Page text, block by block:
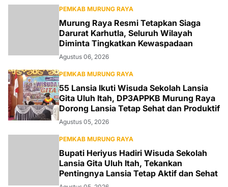
PEMKAB MURUNG RAYA
Murung Raya Resmi Tetapkan Siaga
Darurat Karhutla, Seluruh Wilayah
Diminta Tingkatkan Kewaspadaan
Agustus 06, 2026
PEMKAB MURUNG RAYA
55 Lansia Ikuti Wisuda Sekolah Lansia
Gita Uluh Itah, DP3APPKB Murung Raya
Dorong Lansia Tetap Sehat dan Produktif
Agustus 05, 2026
PEMKAB MURUNG RAYA
Bupati Heriyus Hadiri Wisuda Sekolah
Lansia Gita Uluh Itah, Tekankan
Pentingnya Lansia Tetap Aktif dan Sehat